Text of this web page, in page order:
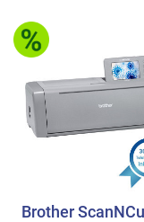
Brother